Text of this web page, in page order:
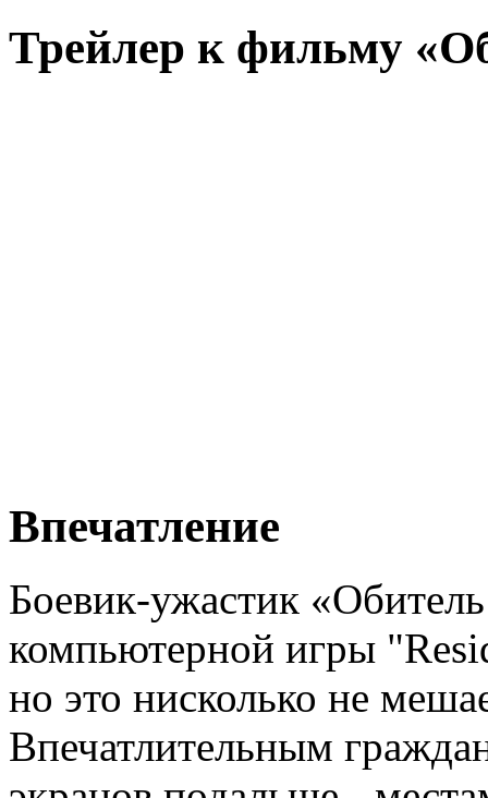
Трейлер к фильму
Впечатление
Боевик-ужастик
компьютерной игры
но это нисколько не
Впечатлительным